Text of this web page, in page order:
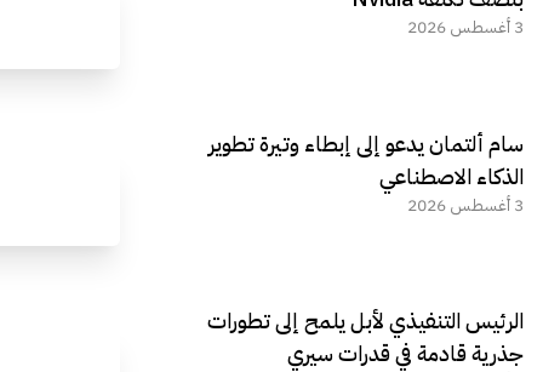
3 أغسطس 2026
سام ألتمان يدعو إلى إبطاء وتيرة تطوير
الذكاء الاصطناعي
3 أغسطس 2026
الرئيس التنفيذي لأبل يلمح إلى تطورات
جذرية قادمة في قدرات سيري